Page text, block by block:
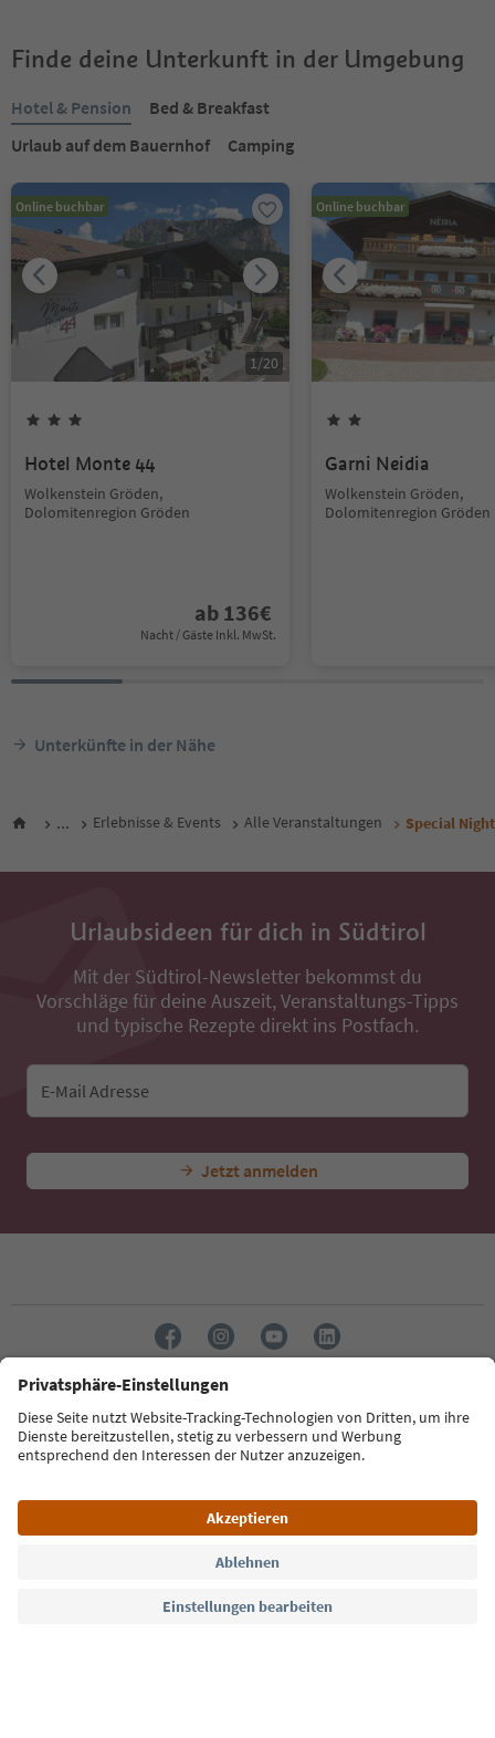
Finde deine Unterkunft in der Umgebung
Hotel & Pension
Bed & Breakfast
Urlaub auf dem Bauernhof
Camping
Online buchbar
1/20
Hotel Monte 44
Wolkenstein Gröden,
Dolomitenregion Gröden
ab 136€
Nacht / Gäste Inkl. MwSt.
Online buchbar
Garni Neidia
Wolkenstein Gröden,
Dolomitenregion Gröden
Unterkünfte in der Nähe
... Erlebnisse & Events Alle Veranstaltungen Special
Urlaubsideen für dich in Südtirol
Mit der Südtirol-Newsletter bekommst du
Vorschläge für deine Auszeit, Veranstaltungs-Tipps
und typische Rezepte direkt ins Postfach.
E-Mail Adresse
Jetzt anmelden